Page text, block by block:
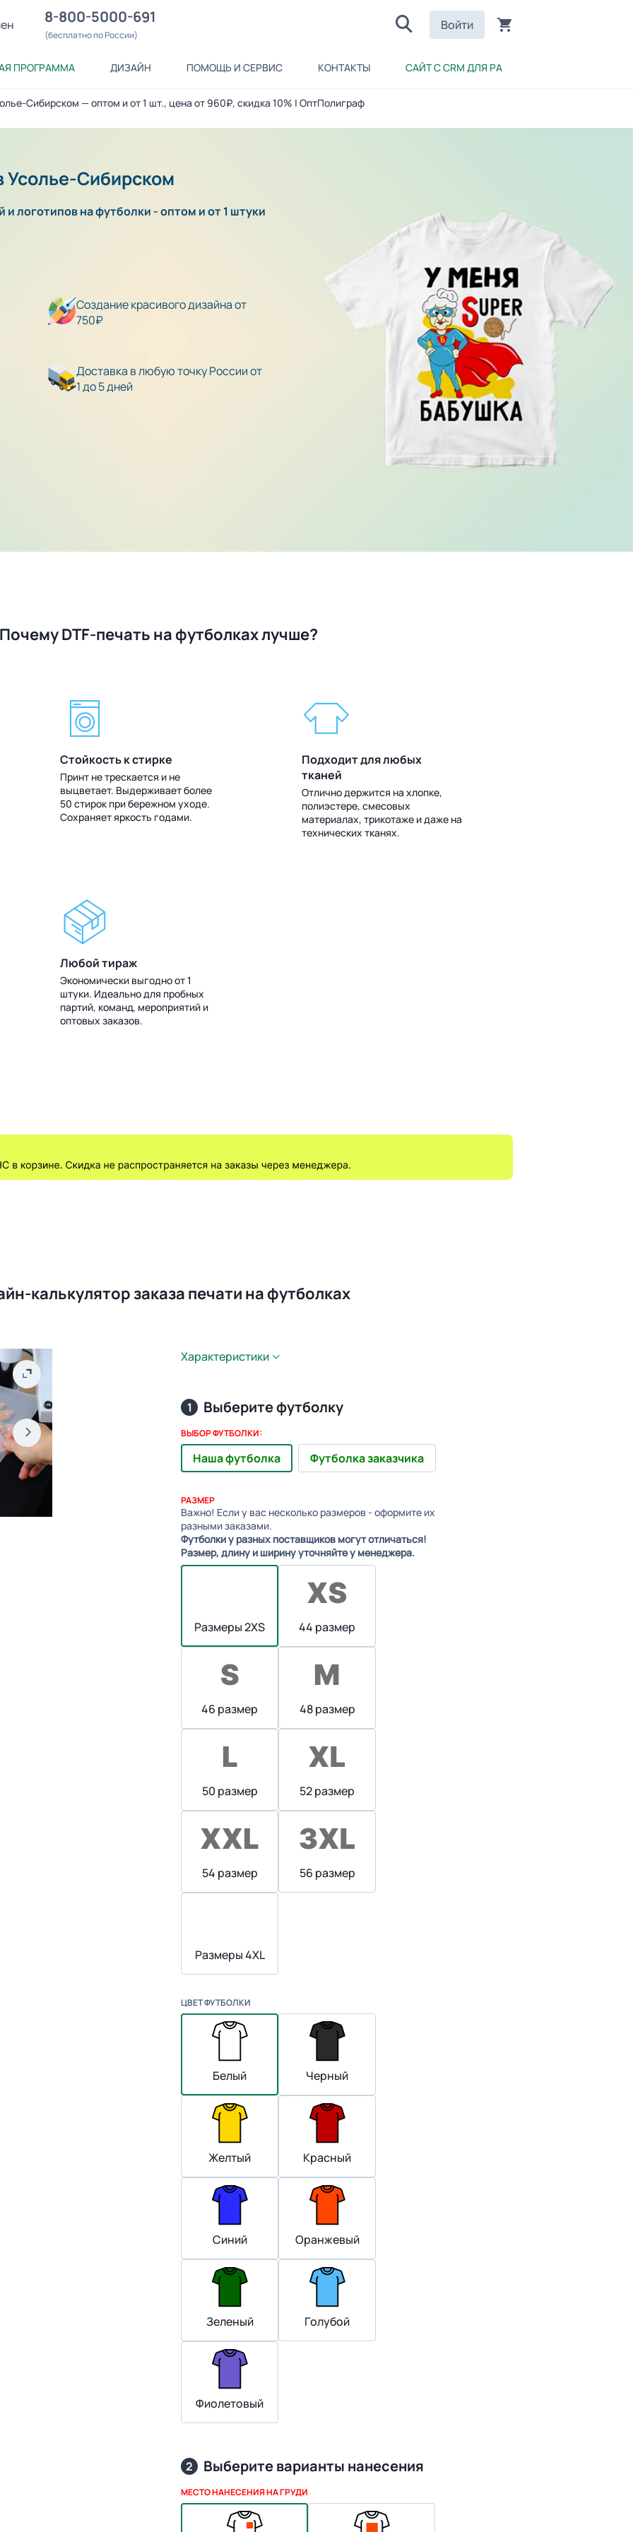
8-800-5000-691
(бесплатно по России)
Войти
ПРОГРАММА ДИЗАЙН ПОМОЩЬ И СЕРВИС КОНТАКТЫ САЙТ С CRM ДЛЯ РА
Сибирском — оптом и от 1 шт., цена от 960₽, скидка 10% | ОптПолиграф
Усолье-Сибирском
логотипов на футболки - оптом и от 1 штуки
Создание красивого дизайна от
750₽
Доставка в любую точку России от
1 до 5 дней
DTF-печать на футболках лучше?
Стойкость к стирке
Принт не трескается и не
выцветает. Выдерживает более
50 стирок при бережном уходе.
Сохраняет яркость годами.
Подходит для любых
тканей
Отлично держится на хлопке,
полиэстере, смесовых
материалах, трикотаже и даже на
технических тканях.
Любой тираж
Экономически выгодно от 1
штуки. Идеально для пробных
партий, команд, мероприятий и
оптовых заказов.
калькулятор заказа печати на футболках
Характеристики
1 Выберите футболку
ВЫБОР ФУТБОЛКИ:
Наша футболка Футболка заказчика
РАЗМЕР
Важно! Если у вас несколько размеров - оформите их
разными заказами.
Футболки у разных поставщиков могут отличаться!
Размер, длину и ширину уточняйте у менеджера.
Размеры 2XS 44 размер
46 размер 48 размер
50 размер 52 размер
54 размер 56 размер
Размеры 4XL
ЦВЕТ ФУТБОЛКИ
Белый Черный
Желтый Красный
Синий Оранжевый
Зеленый Голубой
Фиолетовый
2 Выберите варианты нанесения
МЕСТО НАНЕСЕНИЯ НА ГРУДИ